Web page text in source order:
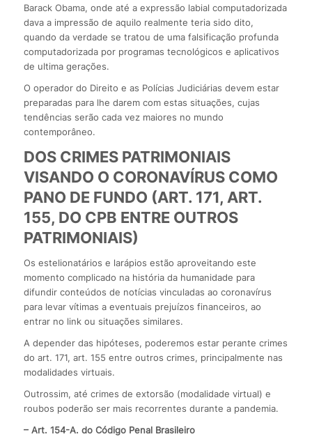
Barack Obama, onde até a expressão labial computadorizada
dava a impressão de aquilo realmente teria sido dito,
quando da verdade se tratou de uma falsificação profunda
computadorizada por programas tecnológicos e aplicativos
de ultima gerações.
O operador do Direito e as Polícias Judiciárias devem estar
preparadas para lhe darem com estas situações, cujas
tendências serão cada vez maiores no mundo
contemporâneo.
DOS CRIMES PATRIMONIAIS
VISANDO O CORONAVÍRUS COMO
PANO DE FUNDO (ART. 171, ART.
155, DO CPB ENTRE OUTROS
PATRIMONIAIS)
Os estelionatários e larápios estão aproveitando este
momento complicado na história da humanidade para
difundir conteúdos de notícias vinculadas ao coronavírus
para levar vítimas a eventuais prejuízos financeiros, ao
entrar no link ou situações similares.
A depender das hipóteses, poderemos estar perante crimes
do art. 171, art. 155 entre outros crimes, principalmente nas
modalidades virtuais.
Outrossim, até crimes de extorsão (modalidade virtual) e
roubos poderão ser mais recorrentes durante a pandemia.
– Art. 154-A. do Código Penal Brasileiro